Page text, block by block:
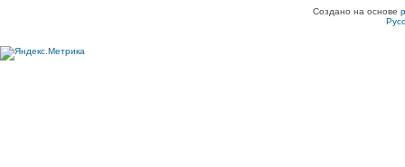
Создано на основе